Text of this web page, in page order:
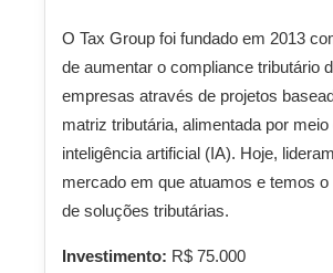
O Tax Group foi fundado em 2013
de aumentar o compliance tributário
empresas através de projetos
matriz tributária, alimentada por meio
inteligência artificial (IA). Hoje,
mercado em que atuamos e temos
de soluções tributárias.
Investimento: R$ 75.000